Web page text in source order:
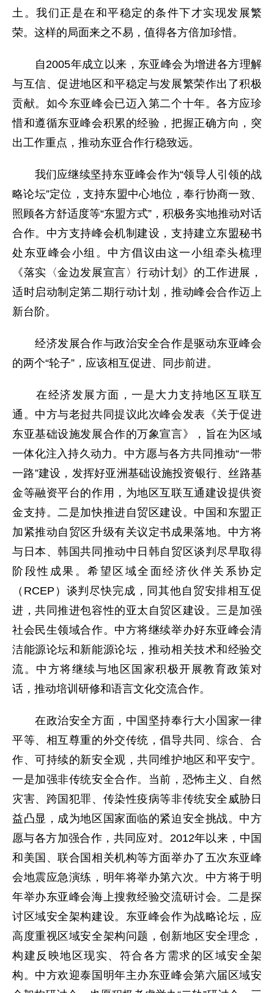
土。我们正是在和平稳定的条件下才实现发展繁
荣。这样的局面来之不易，值得各方倍加珍惜。
自2005年成立以来，东亚峰会为增进各方理解
与互信、促进地区和平稳定与发展繁荣作出了积极
贡献。如今东亚峰会已迈入第二个十年。各方应珍
惜和遵循东亚峰会积累的经验，把握正确方向，突
出工作重点，推动东亚合作行稳致远。
我们应继续坚持东亚峰会作为“领导人引领的战
略论坛”定位，支持东盟中心地位，奉行协商一致、
照顾各方舒适度等“东盟方式”，积极务实地推动对话
合作。中方支持峰会机制建设，支持建立东盟秘书
处东亚峰会小组。中方倡议由这一小组牵头梳理
《落实〈金边发展宣言〉行动计划》的工作进展，
适时启动制定第二期行动计划，推动峰会合作迈上
新台阶。
经济发展合作与政治安全合作是驱动东亚峰会
的两个“轮子”，应该相互促进、同步前进。
在经济发展方面，一是大力支持地区互联互
通。中方与老挝共同提议此次峰会发表《关于促进
东亚基础设施发展合作的万象宣言》，旨在为区域
一体化注入持久动力。中方愿与各方共同推动“一带
一路”建设，发挥好亚洲基础设施投资银行、丝路基
金等融资平台的作用，为地区互联互通建设提供资
金支持。二是加快推进自贸区建设。中国和东盟正
加紧推动自贸区升级有关议定书成果落地。中方将
与日本、韩国共同推动中日韩自贸区谈判尽早取得
阶段性成果。希望区域全面经济伙伴关系协定
（RCEP）谈判尽快完成，同其他自贸安排相互促
进，共同推进包容性的亚太自贸区建设。三是加强
社会民生领域合作。中方将继续举办好东亚峰会清
洁能源论坛和新能源论坛，推动相关技术和经验交
流。中方将继续与地区国家积极开展教育政策对
话，推动培训研修和语言文化交流合作。
在政治安全方面，中国坚持奉行大小国家一律
平等、相互尊重的外交传统，倡导共同、综合、合
作、可持续的新安全观，共同维护地区和平安宁。
一是加强非传统安全合作。当前，恐怖主义、自然
灾害、跨国犯罪、传染性疫病等非传统安全威胁日
益凸显，成为地区国家面临的紧迫安全挑战。中方
愿与各方加强合作，共同应对。2012年以来，中国
和美国、联合国相关机构等方面举办了五次东亚峰
会地震应急演练，明年将举办第六次。中方将于明
年举办东亚峰会海上搜救经验交流研讨会。二是探
讨区域安全架构建设。东亚峰会作为战略论坛，应
高度重视区域安全架构问题，创新地区安全理念，
构建反映地区现实、符合各方需求的区域安全架
构。中方欢迎泰国明年主办东亚峰会第六届区域安